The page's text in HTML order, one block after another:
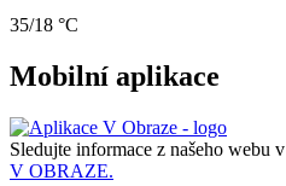
35/18 °C
Mobilní aplikace
Sledujte informace z našeho webu v
V OBRAZE.